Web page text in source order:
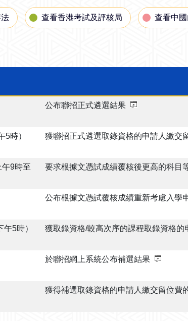
查看香港考試及評核局 查看中
公布聯招正式遴選結果
5時） 獲聯招正式遴選取錄資格的申請人繳交
9時至
要求根據文憑試成績覆核後更高的科目
公布根據文憑試覆核成績重新考慮入學
5時） 獲取錄資格/較高次序的課程取錄資格的
於聯招網上系統公布補選結果
獲得補選取錄資格的申請人繳交留位費